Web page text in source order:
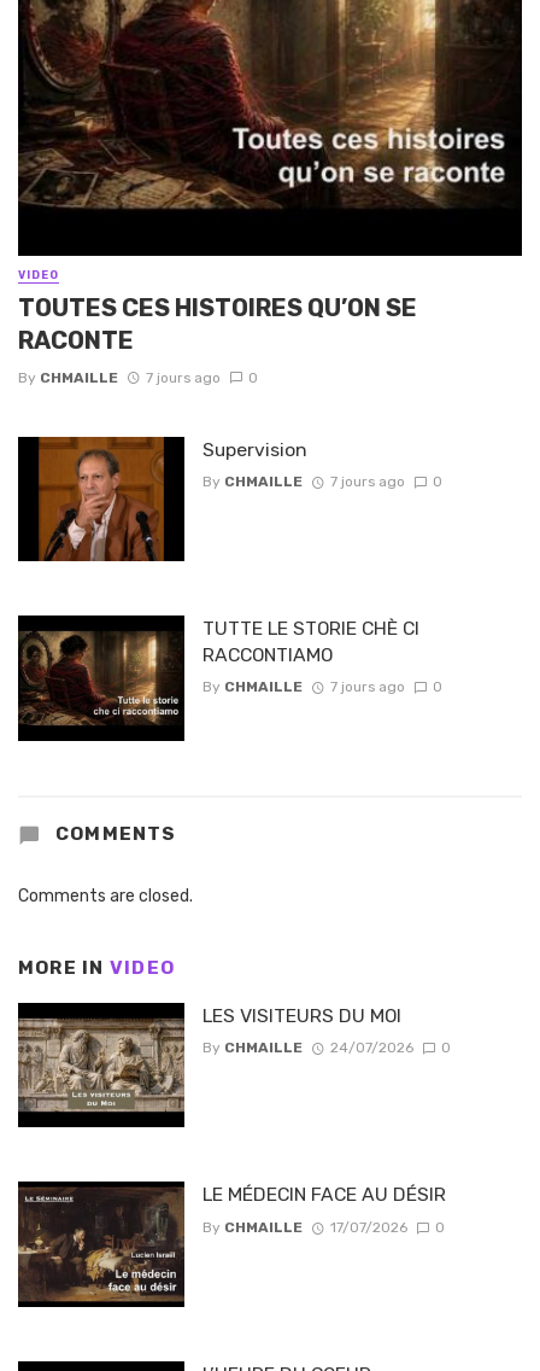
VIDEO
TOUTES CES HISTOIRES QU’ON SE
RACONTE
By CHMAILLE 7 jours ago 0
Supervision
By CHMAILLE 7 jours ago 0
TUTTE LE STORIE CHÈ CI
RACCONTIAMO
By CHMAILLE 7 jours ago 0
COMMENTS
Comments are closed.
MORE IN VIDEO
LES VISITEURS DU MOI
By CHMAILLE 24/07/2026 0
LE MÉDECIN FACE AU DÉSIR
By CHMAILLE 17/07/2026 0